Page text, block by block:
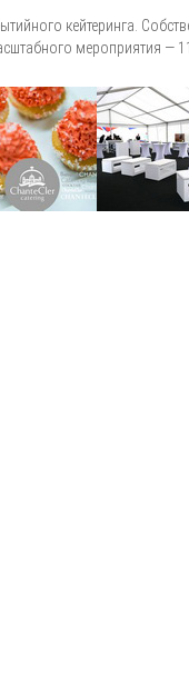
кейтеринга.
мероприятия —